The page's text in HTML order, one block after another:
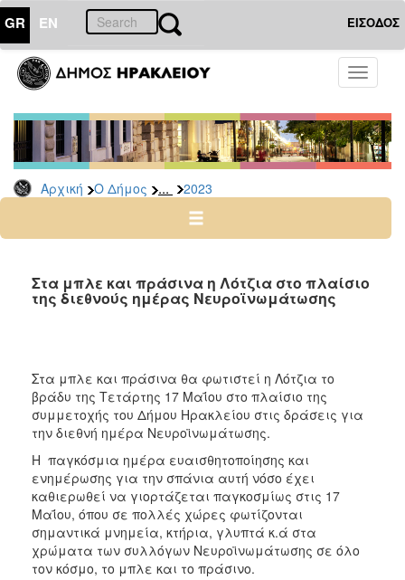
GR EN ΕΙΣΟΔΟΣ
Toggle
Αρχική Ο Δήμος ... 2023
ΔΗΜΟΣ
Δελτία
Τύπου
Αρχείο
2026
2024
2022
2019
2018
2017
2016
2015
2013
2012
2011
Στα μπλε και πράσινα η Λότζια στο πλαίσιο
της διεθνούς ημέρας Νευροϊνωμάτωσης
Στα μπλε και πράσινα θα φωτιστεί η Λότζια το
βράδυ της Τετάρτης 17 Μαΐου στο πλαίσιο της
συμμετοχής του Δήμου Ηρακλείου στις δράσεις για
την διεθνή ημέρα Νευροϊνωμάτωσης.
Η παγκόσμια ημέρα ευαισθητοποίησης και
ενημέρωσης για την σπάνια αυτή νόσο έχει
καθιερωθεί να γιορτάζεται παγκοσμίως στις 17
Μαΐου, όπου σε πολλές χώρες φωτίζονται
σημαντικά μνημεία, κτήρια, γλυπτά κ.ά στα
χρώματα των συλλόγων Νευροϊνωμάτωσης σε όλο
τον κόσμο, το μπλε και το πράσινο.